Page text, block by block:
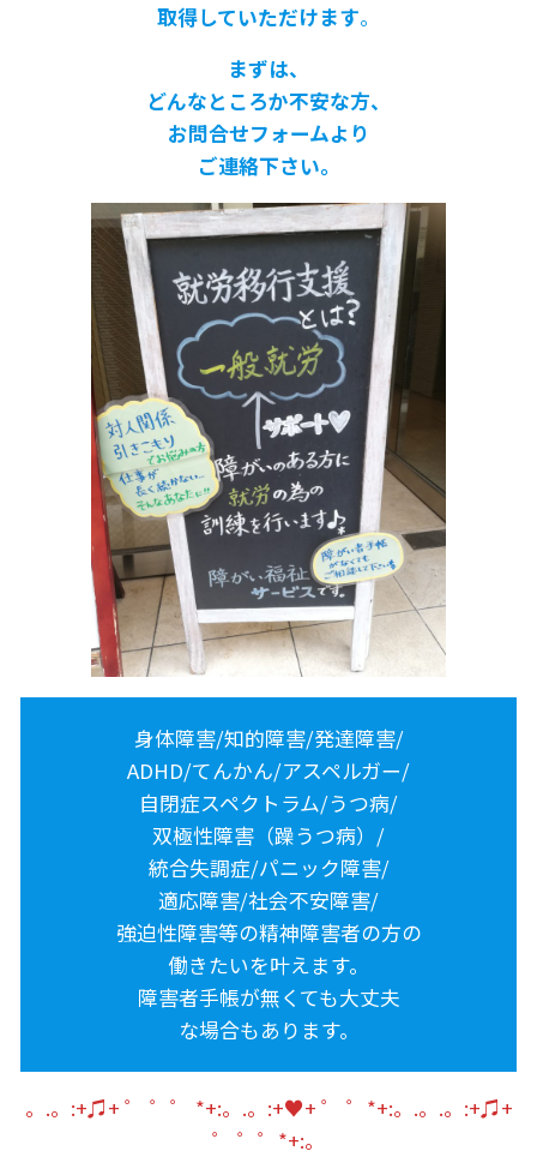
取得していただけます。
まずは、
どんなところか不安な方、
お問合せフォームより
ご連絡下さい。
身体障害/知的障害/発達障害/
ADHD/てんかん/アスペルガー/
自閉症スペクトラム/うつ病/
双極性障害（躁うつ病）/
統合失調症/パニック障害/
適応障害/社会不安障害/
強迫性障害等の精神障害者の方の
働きたいを叶えます。
障害者手帳が無くても大丈夫
な場合もあります。
。.。:+♫+ ゜ ゜゜ *+:。.。:+♥+ ゜ ゜*+:。.。.。:+♫+
゜ ゜゜*+:。